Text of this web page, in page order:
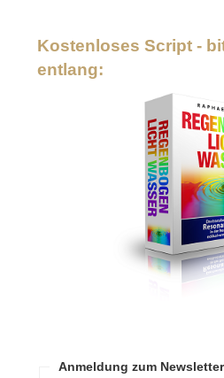
Kostenloses Script -
entlang:
Anmeldung zum Newsletter